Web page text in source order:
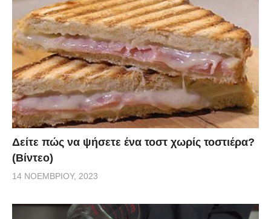
Δείτε πώς να ψήσετε ένα τοστ χωρίς τοστιέρα?
(Βίντεο)
14 ΝΟΕΜΒΡΊΟΥ, 2023